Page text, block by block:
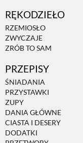
RĘKODZIEŁO
RZEMIOSŁO
ZWYCZAJE
ZRÓB TO SAM
PRZEPISY
ŚNIADANIA
PRZYSTAWKI
ZUPY
DANIA GŁÓWNE
CIASTA I DESERY
DODATKI